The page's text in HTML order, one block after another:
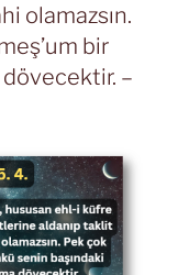
olamazsın.
bir
dövecektir. –